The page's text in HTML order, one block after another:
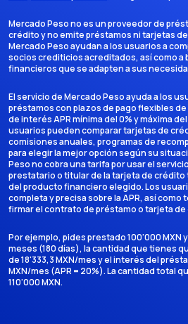
Mercado Peso no es un proveedor de
crédito y no emite préstamos ni tarjetas
Mercado Peso ayudan a los usuarios a
socios crediticios acreditados, así como a
financieros que se adapten a sus
El servicio de Mercado Peso ayuda a los
préstamos con plazos de pago flexibles de
de interés APR mínima del 0% y máxima
usuarios pueden comparar tarjetas de
comisiones anuales, programas de
para elegir la mejor opción según su
Peso no cobra una tarifa por usar el
prestatario o titular de la tarjeta de
del producto financiero elegido. Los
completa y precisa sobre la APR, así como
firmar el contrato de préstamo o tarjeta
Por ejemplo, pides prestado 100'000 MXN
meses (180 días), la cantidad que tienes
de 18'333,3 MXN/mes y el interés del
MXN/mes (APR = 20%). La cantidad total
110'000 MXN.